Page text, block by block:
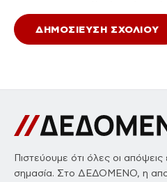
Πιστεύουμε ότι όλες οι απόψεις
σημασία. Στο ΔΕΔΟΜΕΝΟ, η